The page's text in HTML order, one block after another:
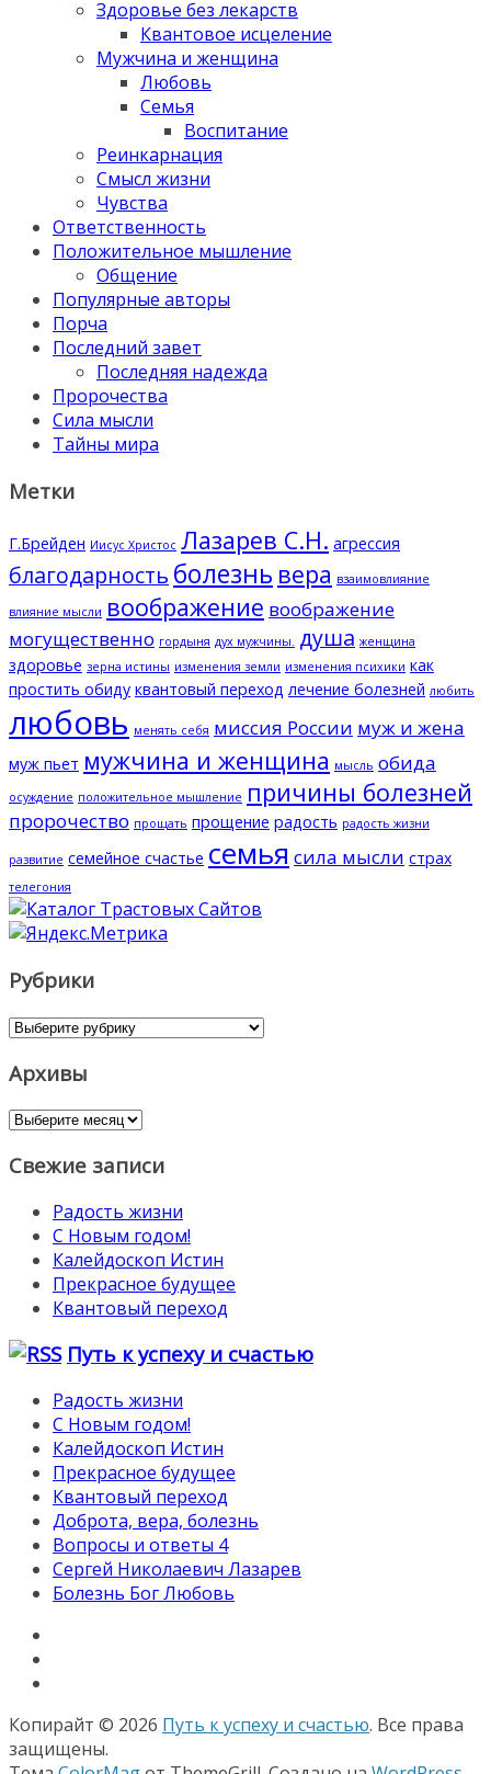
Здоровье без лекарств
Квантовое исцеление
Мужчина и женщина
Любовь
Семья
Воспитание
Реинкарнация
Смысл жизни
Чувства
Ответственность
Положительное мышление
Общение
Популярные авторы
Порча
Последний завет
Последняя надежда
Пророчества
Сила мысли
Тайны мира
Метки
Г.Брейден Иисус Христос Лазарев С.Н. агрессия
благодарность болезнь вера взаимовлияние
влияние мысли воображение воображение
могущественно гордыня дух мужчины. душа женщина
здоровье зерна истины изменения земли изменения психики как
простить обиду квантовый переход лечение болезней любить
любовь менять себя миссия России муж и жена
муж пьет мужчина и женщина мысль обида
осуждение положительное мышление причины болезней
пророчество прощать прощение радость радость жизни
развитие семейное счастье семья сила мысли страх
телегония
Рубрики
Рубрики
Архивы
Архивы
Свежие записи
Радость жизни
С Новым годом!
Калейдоскоп Истин
Прекрасное будущее
Квантовый переход
Путь к успеху и счастью
Радость жизни
С Новым годом!
Калейдоскоп Истин
Прекрасное будущее
Квантовый переход
Доброта, вера, болезнь
Вопросы и ответы 4
Сергей Николаевич Лазарев
Болезнь Бог Любовь
Копирайт © 2026 Путь к успеху и счастью. Все права
защищены.